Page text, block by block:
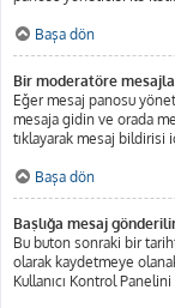
Başa dön
Bir moderatöre
Eğer mesaj panosu
mesaja gidin ve orada
tıklayarak mesaj bildirisi
Başa dön
Başlığa mesaj
Bu buton sonraki bir
olarak kaydetmeye
Kullanıcı Kontrol